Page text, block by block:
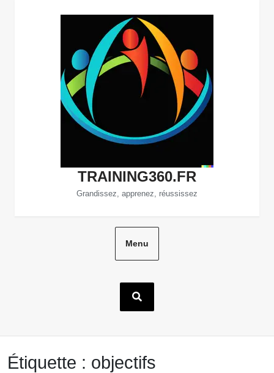
TRAINING360.FR
Grandissez, apprenez, réussissez
Menu
Étiquette : objectifs